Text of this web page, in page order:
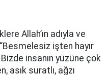
Allah’ın adıyla ve
işten hayır
insanın yüzüne çok
asık suratlı, ağzı